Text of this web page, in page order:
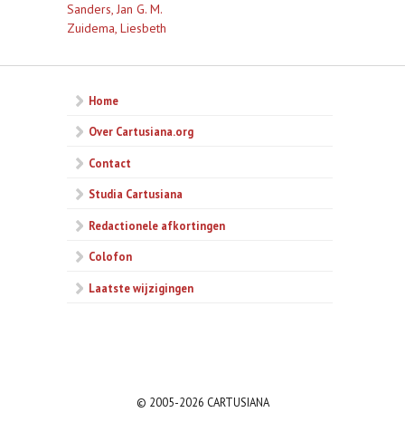
Sanders, Jan G. M.
Zuidema, Liesbeth
Home
Over Cartusiana.org
Contact
Studia Cartusiana
Redactionele afkortingen
Colofon
Laatste wijzigingen
© 2005-2026 CARTUSIANA